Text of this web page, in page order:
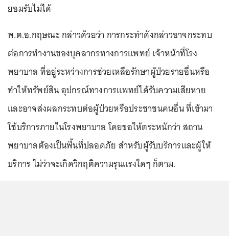
ยอมรับไม่ได้
พ.ต.อ.กฤษณะ กล่าวด้วยว่า การกระทำดังกล่าวอาจกระทบ
ต่อการทำงานของบุคลากรทางการแพทย์ เจ้าหน้าที่โรง
พยาบาล ที่อยู่ระหว่างการช่วยเหลือรักษาผู้ป่วยรายอื่นหรือ
ทำให้ทรัพย์สิน อุปกรณ์ทางการแพทย์ได้รับความเสียหาย
และอาจส่งผลกระทบต่อผู้ป่วยหรือประชาชนคนอื่น ที่เข้ามา
ใช้บริการภายในโรงพยาบาล โดยขอให้ตระหนักว่า สถาน
พยาบาลต้องเป็นพื้นที่ปลอดภัย สำหรับผู้รับบริการและผู้ให้
บริการ ไม่ว่าจะเกิดวิกฤติความรุนแรงใดๆ ก็ตาม.